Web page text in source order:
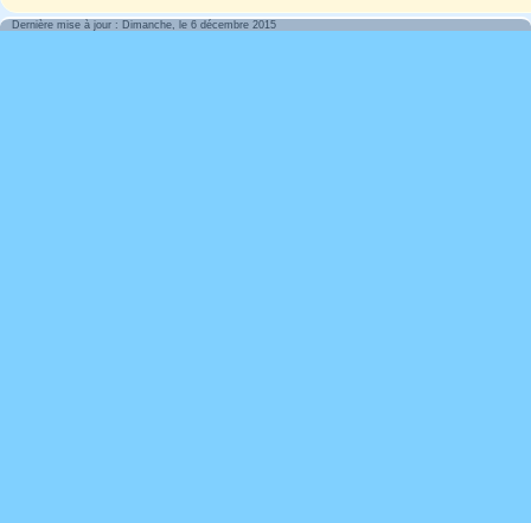
Dernière mise à jour : Dimanche, le 6 décembre 2015